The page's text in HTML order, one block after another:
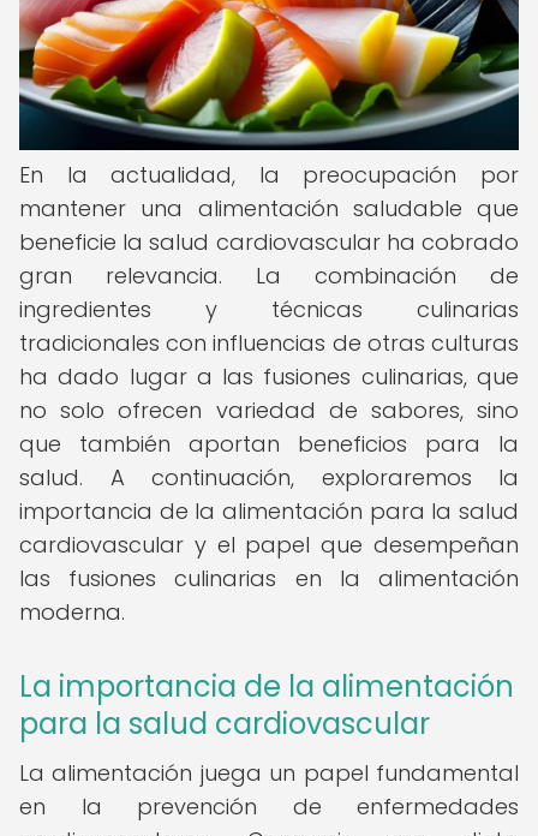
En la actualidad, la preocupación por
mantener una alimentación saludable que
beneficie la salud cardiovascular ha cobrado
gran relevancia. La combinación de
ingredientes y técnicas culinarias
tradicionales con influencias de otras culturas
ha dado lugar a las fusiones culinarias, que
no solo ofrecen variedad de sabores, sino
que también aportan beneficios para la
salud. A continuación, exploraremos la
importancia de la alimentación para la salud
cardiovascular y el papel que desempeñan
las fusiones culinarias en la alimentación
moderna.
La importancia de la alimentación
para la salud cardiovascular
La alimentación juega un papel fundamental
en la prevención de enfermedades